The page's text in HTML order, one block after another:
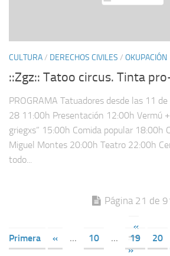
CULTURA/ DERECHOS CIVILES / OKUPACIÓN
::Zgz:: Tatoo circus. Tinta
PROGRAMA Tatuadores desde las 11
28 11:00h Presentación 12:00h Vermú +
griegxs” 15:00h Comida popular 18:00h
Miguel Montes 20:00h Teatro 22:00h
todo...
Página 21 de
«
Primera
« ... 10 ... 19 20
»